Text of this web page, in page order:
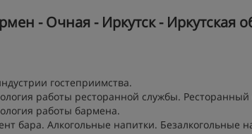
- Очная - Иркутск - Иркутская
гостеприимства.
работы ресторанной службы. Ресторанный
работы бармена.
бара. Алкогольные напитки. Безалкогольные